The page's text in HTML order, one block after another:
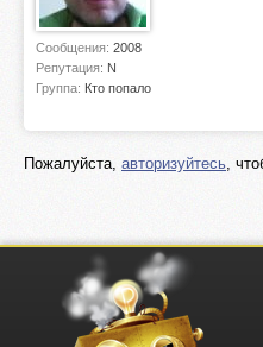
Сообщения: 2008
Репутация: N
Группа: Кто попало
Пожалуйста, авторизуйтесь,